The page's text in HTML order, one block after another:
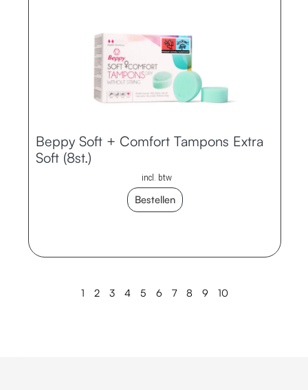
Beppy Soft + Comfort Tampons Extra
Soft (8st.)
incl. btw
Bestellen
1 2 3 4 5 6 7 8 9 10